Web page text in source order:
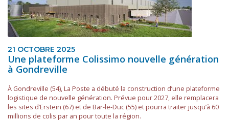
21 OCTOBRE 2025
Une plateforme Colissimo nouvelle génération
à Gondreville
À Gondreville (54), La Poste a débuté la construction d’une plateforme
logistique de nouvelle génération. Prévue pour 2027, elle remplacera
les sites d’Erstein (67) et de Bar-le-Duc (55) et pourra traiter jusqu’à 60
millions de colis par an pour toute la région.